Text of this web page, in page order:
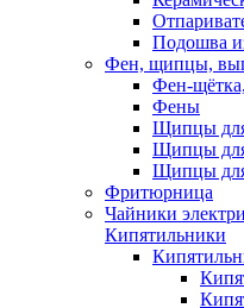
Подошва
Фен, щипцы,
Фен-
Фены
Щипцы
Щипцы для
Щипцы для
Фритюрница
Чайники
Кипятильники